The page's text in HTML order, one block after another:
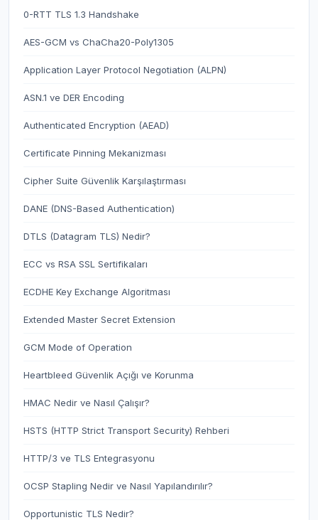
0-RTT TLS 1.3 Handshake
AES-GCM vs ChaCha20-Poly1305
Application Layer Protocol Negotiation (ALPN)
ASN.1 ve DER Encoding
Authenticated Encryption (AEAD)
Certificate Pinning Mekanizması
Cipher Suite Güvenlik Karşılaştırması
DANE (DNS-Based Authentication)
DTLS (Datagram TLS) Nedir?
ECC vs RSA SSL Sertifikaları
ECDHE Key Exchange Algoritması
Extended Master Secret Extension
GCM Mode of Operation
Heartbleed Güvenlik Açığı ve Korunma
HMAC Nedir ve Nasıl Çalışır?
HSTS (HTTP Strict Transport Security) Rehberi
HTTP/3 ve TLS Entegrasyonu
OCSP Stapling Nedir ve Nasıl Yapılandırılır?
Opportunistic TLS Nedir?